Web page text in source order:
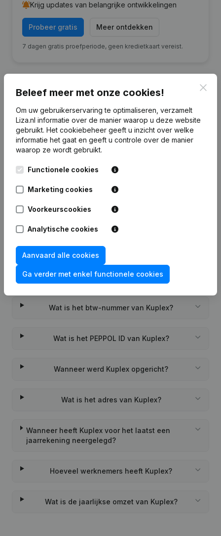
Krijg updates van belangrijke ontwikkelingen
Probeer gratis Meer ontdekken
7 dagen gratis proefperiode, geen kredietkaart vereist.
Financiële gegevensvan Kuplex
2021 2020 2019 2018
Eigen vermogen
Personeel
Veelgestelde vragen
Wat is het KVK-nummer van Kuplex?
Wat is het btw-nummer van Kuplex?
Wat is het PEPPOL ID van Kuplex?
Wanneer werd Kuplex opgericht?
Wat is het adres van Kuplex?
Wanneer heeft Kuplex voor het laatst een
jaarrekening neergelegd?
Hoeveel werknemers heeft Kuplex?
Wat is de jaarlijkse omzet van Kuplex?
Beleef meer met onze cookies!
Om uw gebruikerservaring te optimaliseren, verzamelt
Liza.nl informatie over de manier waarop u deze website
gebruikt. Het cookiebeheer geeft u inzicht over welke
informatie het gaat en geeft u controle over de manier
waarop ze wordt gebruikt.
Functionele cookies
Marketing cookies
Voorkeurscookies
Analytische cookies
Aanvaard alle cookies
Ga verder met enkel functionele cookies